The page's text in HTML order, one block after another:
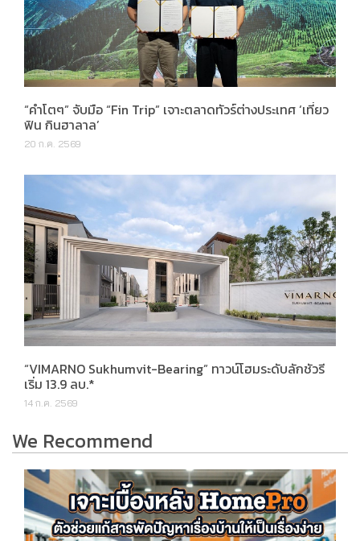
“คำโตๆ” จับมือ “Fin Trip” เจาะตลาดทัวร์ต่างประเทศ ‘เที่ยว
ฟิน กินฮาลาล’
20 ก.ค. 2569
“VIMARNO Sukhumvit-Bearing” ทาวน์โฮมระดับลักชัวรี
เริ่ม 13.9 ลบ.*
14 ก.ค. 2569
We Recommend